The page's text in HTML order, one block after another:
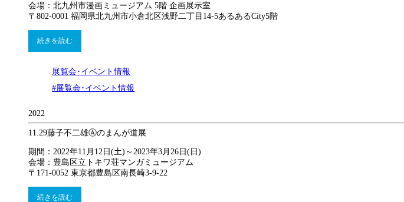
会場：北九州市漫画ミュージアム 5階 企画展示室
〒802-0001 福岡県北九州市小倉北区浅野二丁目14-5あるあるCity5階
続きを読む
展覧会･イベント情報
#展覧会･イベント情報
2022
11.29藤子不二雄Ⓐのまんが道展
期間：2022年11月12日(土)～2023年3月26日(日)
会場：豊島区立トキワ荘マンガミュージアム
〒171-0052 東京都豊島区南長崎3-9-22
続きを読む